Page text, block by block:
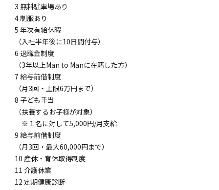
3 無料駐車場あり
4 制服あり
5 年次有給休暇
（入社半年後に10日間付与）
6 退職金制度
（3年以上Man to Manに在籍した方）
7 給与前借制度
（月3回・上限6万円まで）
8 子ども手当
（扶養するお子様が対象）
※１名に対して5,000円/月支給
9 給与前借制度
（月3回・最大60,000円まで）
10 産休・育休取得制度
11 介護休業
12 定期健康診断